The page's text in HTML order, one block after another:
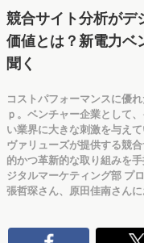
競合サイト分析がデ
価値とは？新電力ベ
聞く
コストパフォーマンスに優
ｐ。ベンチャー企業として
い業界に大きな刺激を与え
ヴァリューズが提供する競
的かつ革新的な取り組みを
ジタルマーケティング部 プ
張哲琛さん、原田佳南さんに